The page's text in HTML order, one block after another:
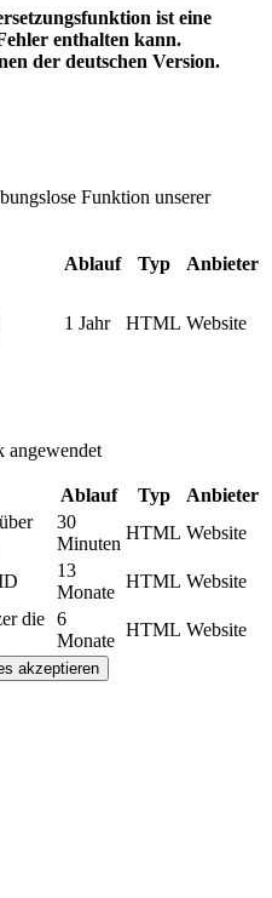
ist eine
enthalten kann.
der deutschen Version.
Funktion unserer
Ablauf Typ Anbieter
1 Jahr HTML Website
angewendet
Ablauf Typ
Anbieter
30
Minuten
HTML Website
13
Monate
HTML Website
die 6
Monate
HTML Website
akzeptieren